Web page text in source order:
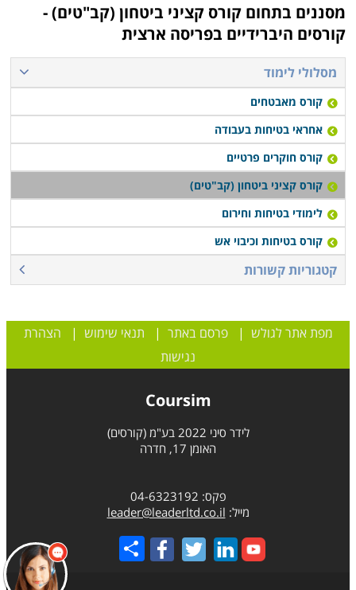
מסננים בתחום קורס קציני ביטחון (קב"טים) -
קורסים היברידיים בפריסה ארצית
מסלולי לימוד
קורס מאבטחים
אחראי בטיחות בעבודה
קורס חוקרים פרטיים
קורס קציני ביטחון (קב"טים)
לימודי בטיחות וחירום
קורס בטיחות וכיבוי אש
קטגוריות קשורות
מפת אתר לגולש |פרסם באתר | תנאי שימוש | הצהרת
נגישות
Coursim
לידר סיני 2022 בע"מ (קורסים)
האומן 17, חדרה
פקס: 04-6323192
מייל: leader@leaderltd.co.il
Share